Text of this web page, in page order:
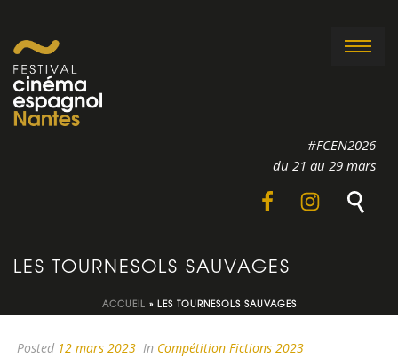
#FCEN2026
du 21 au 29 mars
LES TOURNESOLS SAUVAGES
ACCUEIL » LES TOURNESOLS SAUVAGES
Posted 12 mars 2023 In Compétition Fictions 2023